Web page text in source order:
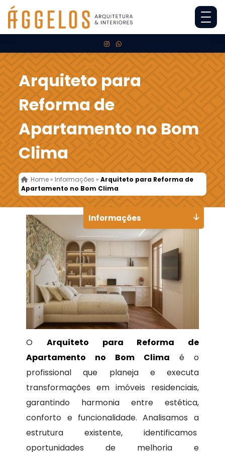
Arquiteto para
Reforma de
Apartamento no Bom
Clima
Home » Informações »Arquiteto para Reforma de
Apartamento no Bom Clima
O Arquiteto para Reforma de
Apartamento no Bom Clima é o
profissional que planeja e executa
transformações em imóveis residenciais,
garantindo harmonia entre estética,
conforto e funcionalidade. Analisamos a
estrutura existente, identificamos
oportunidades de melhoria e
Informações